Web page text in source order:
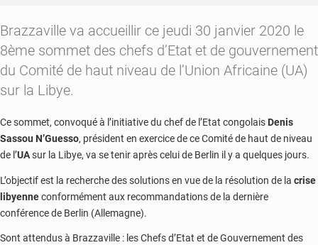
Brazzaville va accueillir ce jeudi 30 janvier 2020 le
8ème sommet des chefs d’Etat et de gouvernement
du Comité de haut niveau de l’Union Africaine (UA)
sur la Libye.
Ce sommet, convoqué à l’initiative du chef de l’Etat congolais Denis
Sassou N’Guesso, président en exercice de ce Comité de haut de niveau
de l’UAsur la Libye, va se tenir après celui de Berlin il y a quelques jours.
L’objectif est la recherche des solutions en vue de la résolution de la crise
libyenneconformément aux recommandations de la dernière
conférence de Berlin (Allemagne).
Sont attendus à Brazzaville : les Chefs d’Etat et de Gouvernement des